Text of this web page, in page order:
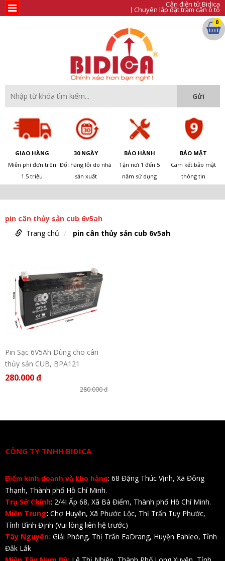
Cân điện tử Bidica
Chuyên lắp đặt trạm cân ô tô
GIAO HÀNG
Miễn phí đơn trên
1.5 triệu
30 NGÀY
Đổi hàng lỗi do nhà
sản xuất
BẢO HÀNH
Tận nơi 1 đến 5
năm sử dụng
BẢO MẬT
Cam kết bảo mật
thông tin
0
pin cân thủy sản cub 6v5ah
Trang chủ
pin cân thủy sản cub 6v5ah
Pin Sạc 6V5Ah Dùng cho cân
thủy sản CUB, BPA121
280.000 đ
280.000 đ
CÔNG TY TNHH BIDICA
Điểm kinh doanh và kho hàng: 68 Đặng Thúc Vịnh, Xã Đông
Thạnh, Thành phố Hồ Chí Minh.
Trụ Sở Chính: 2/4I Ấp 68, Xã Bà Điểm, Thành phố Hồ Chí Minh.
Miền Trung: Chợ Huyện, Xã Phước Lộc, Thị Trấn Tuy Phước,
Tỉnh Bình Định (Vui lòng liên hệ trước)
Tây Nguyên: Giải Phóng, Thị Trấn EaDrang, Huyện Eahleo, Tỉnh
Đắk Lắk